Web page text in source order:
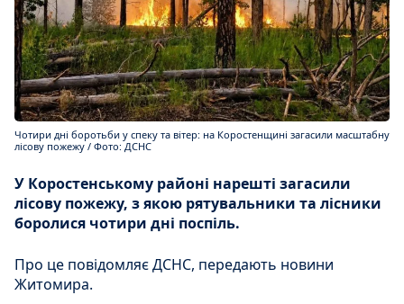
Чотири дні боротьби у спеку та вітер: на Коростенщині загасили масштабну
лісову пожежу / Фото: ДСНС
У Коростенському районі нарешті загасили
лісову пожежу, з якою рятувальники та лісники
боролися чотири дні поспіль.
Про це повідомляє ДСНС, передають новини
Житомира.